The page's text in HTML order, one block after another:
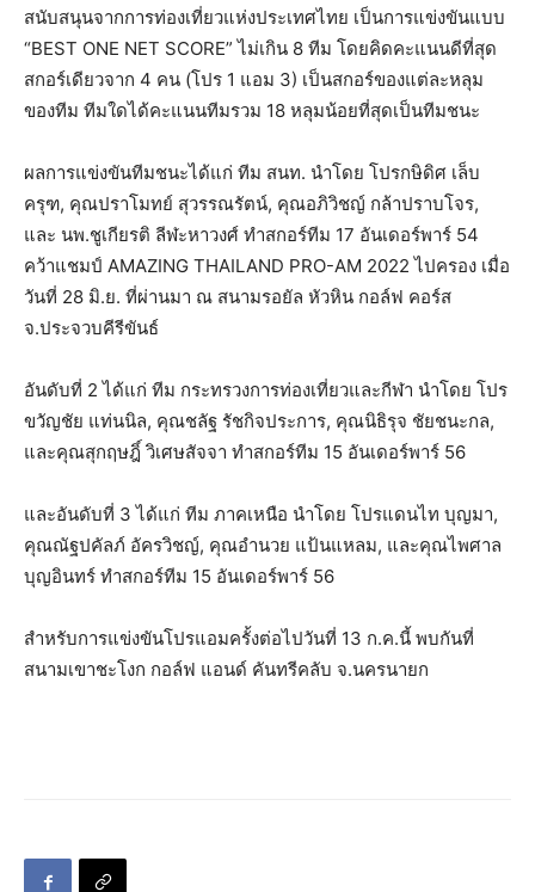
สนับสนุนจากการท่องเที่ยวแห่งประเทศไทย เป็นการแข่งขันแบบ
“BEST ONE NET SCORE” ไม่เกิน 8 ทีม โดยคิดคะแนนดีที่สุด
สกอร์เดียวจาก 4 คน (โปร 1 แอม 3) เป็นสกอร์ของแต่ละหลุม
ของทีม ทีมใดได้คะแนนทีมรวม 18 หลุมน้อยที่สุดเป็นทีมชนะ
ผลการแข่งขันทีมชนะได้แก่ ทีม สนท. นำโดย โปรกษิดิศ เล็บ
ครุฑ, คุณปราโมทย์ สุวรรณรัตน์, คุณอภิวิชญ์ กล้าปราบโจร,
และ นพ.ชูเกียรติ ลีฬะหาวงศ์ ทำสกอร์ทีม 17 อันเดอร์พาร์ 54
คว้าแชมป์ AMAZING THAILAND PRO-AM 2022 ไปครอง เมื่อ
วันที่ 28 มิ.ย. ที่ผ่านมา ณ สนามรอยัล หัวหิน กอล์ฟ คอร์ส
จ.ประจวบคีรีขันธ์
อันดับที่ 2 ได้แก่ ทีม กระทรวงการท่องเที่ยวและกีฬา นำโดย โปร
ขวัญชัย แท่นนิล, คุณชลัฐ รัชกิจประการ, คุณนิธิรุจ ชัยชนะกล,
และคุณสุกฤษฎิ์ วิเศษสัจจา ทำสกอร์ทีม 15 อันเดอร์พาร์ 56
และอันดับที่ 3 ได้แก่ ทีม ภาคเหนือ นำโดย โปรแดนไท บุญมา,
คุณณัฐปคัลภ์ อัครวิชญ์, คุณอำนวย แป้นแหลม, และคุณไพศาล
บุญอินทร์ ทำสกอร์ทีม 15 อันเดอร์พาร์ 56
สำหรับการแข่งขันโปรแอมครั้งต่อไปวันที่ 13 ก.ค.นี้ พบกันที่
สนามเขาชะโงก กอล์ฟ แอนด์ คันทรีคลับ จ.นครนายก